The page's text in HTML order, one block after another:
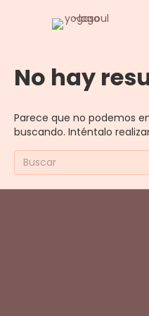
No hay
Parece que no podemos
buscando. Inténtalo